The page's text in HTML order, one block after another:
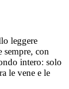
leggere
con
intero: solo
le vene e le